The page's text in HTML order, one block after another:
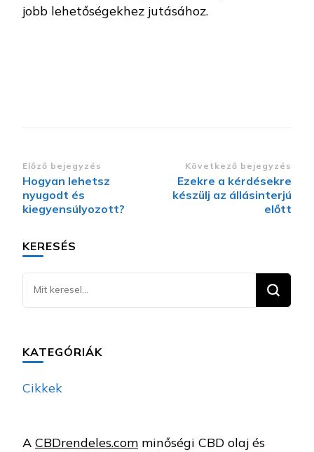
jobb lehetőségekhez jutásához.
Bejegyzések
navigációja
Előző bejegyzés
Hogyan lehetsz
nyugodt és
kiegyensúlyozott?
Következő bejegyzés
Ezekre a kérdésekre
készülj az állásinterjú
előtt
KERESÉS
Keresel
valamit?
KATEGÓRIÁK
Cikkek
A CBDrendeles.com minőségi CBD olaj és